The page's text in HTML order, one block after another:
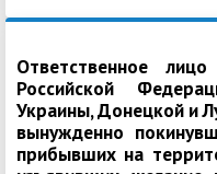
Ответственное
Российской
Украины, Донецкой и
вынужденно
прибывших на